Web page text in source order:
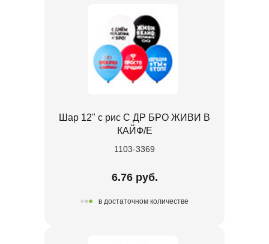
Шар 12" с рис С ДР БРО ЖИВИ В
КАЙФ/E
1103-3369
6.76 руб.
в достаточном количестве